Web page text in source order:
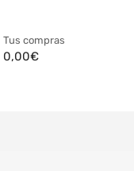
Tus compras
0,00€